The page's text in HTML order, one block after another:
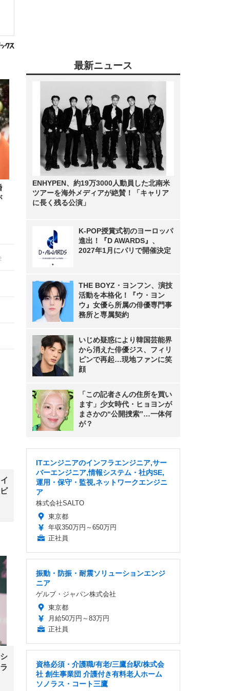
最新ニュース
ENHYPEN、約19万3000人動員した北南米
ツアーを海外メディアが絶賛！「キャリア
に長く残る公演」
K-POP授賞式初のヨーロッパ
進出！『D AWARDS』、
2027年1月にパリで開催決定
THE BOYZ・ヨンフン、演技
活動を本格化！『ウ・ヨン
ウ』女優ら所属の俳優専門事
務所と専属契約
いじめ疑惑により韓国芸能界
から消えた俳優ジス、フィリ
ピンで再起…現地ファンに笑
顔
「この記者さんの住所を買い
ます」少女時代・ヒョヨンが
まさかの“公開捜索”…一体何
が？
ITエンジニアのインフラエンジニア,サー
バーエンジニア,情報システム・社内SE,
運用・保守・監視,ネットワークエンジニ
ア
株式会社SALTO
東京都
年収350万円～650万円
正社員
振動・防振・耐震ソリューションエンジ
ニア
ゲルブ・ジャパン株式会社
東京都
月給50万円～83万円
正社員
資格必須・介護職/有老/三鷹台駅/株式会
社 創生事業団 介護付き有料老人ホーム
ソノラス・コート三鷹